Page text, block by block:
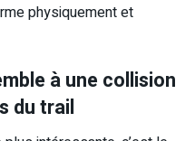
physiquement et
à une collision
du trail